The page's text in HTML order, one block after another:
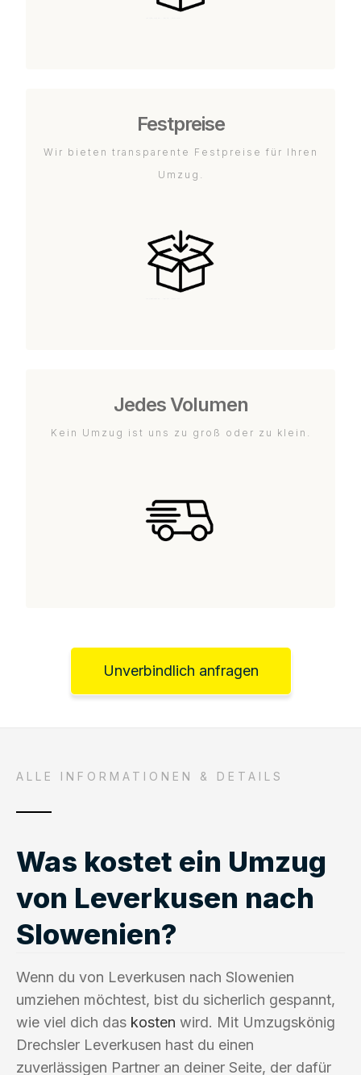
Festpreise
Wir bieten transparente Festpreise für Ihren
Umzug.
Jedes Volumen
Kein Umzug ist uns zu groß oder zu klein.
Unverbindlich anfragen
ALLE INFORMATIONEN & DETAILS
Was kostet ein Umzug
von Leverkusen nach
Slowenien?
Wenn du von Leverkusen nach Slowenien
umziehen möchtest, bist du sicherlich gespannt,
wie viel dich das kosten wird. Mit Umzugskönig
Drechsler Leverkusen hast du einen
zuverlässigen Partner an deiner Seite, der dafür